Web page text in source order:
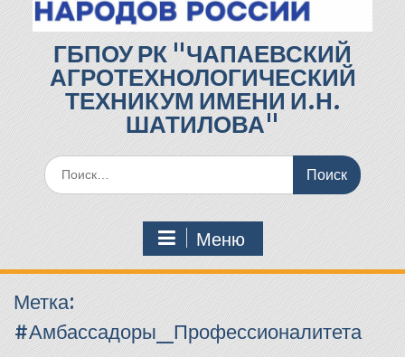
ГБПОУ РК "ЧАПАЕВСКИЙ
АГРОТЕХНОЛОГИЧЕСКИЙ
ТЕХНИКУМ ИМЕНИ И.Н.
ШАТИЛОВА"
Поиск
по:
Меню
Метка:
#Амбассадоры_Профессионалитета